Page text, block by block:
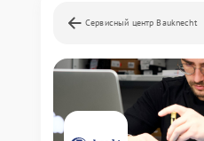
Сервисный центр Bauknecht